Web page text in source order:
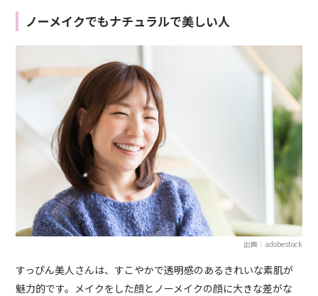
ノーメイクでもナチュラルで美しい人
出典：adobestock
すっぴん美人さんは、すこやかで透明感のあるきれいな素肌が
魅力的です。メイクをした顔とノーメイクの顔に大きな差がな